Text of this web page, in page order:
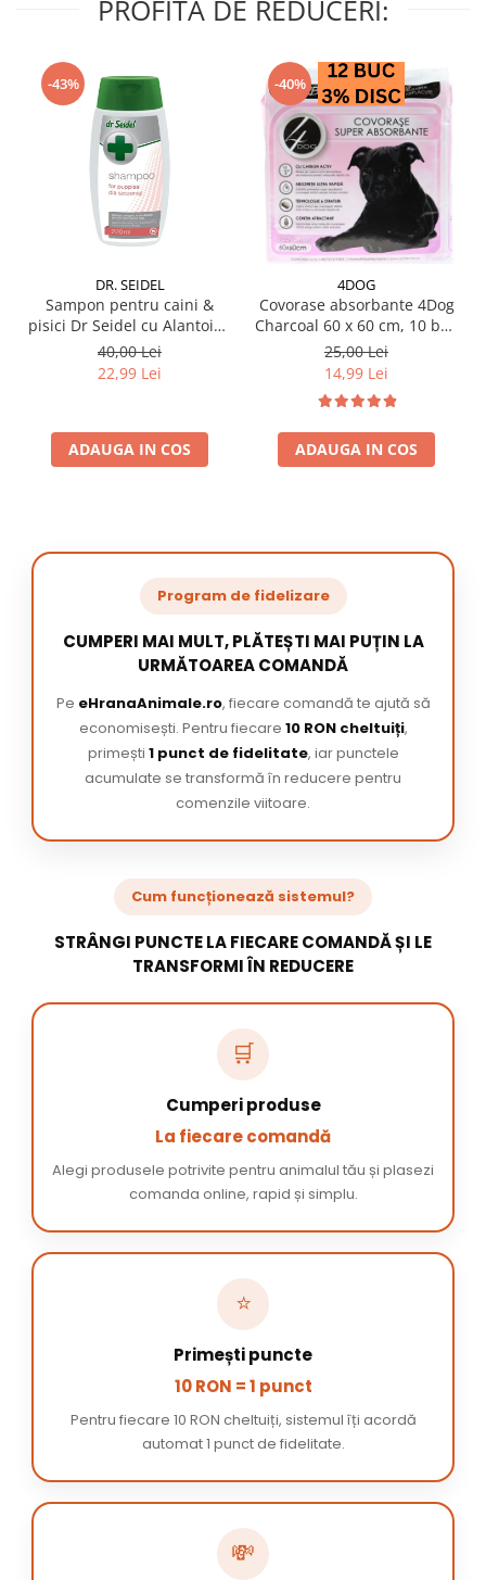
PROFITA DE REDUCERI:
-43%
DR. SEIDEL
Sampon pentru caini &
pisici Dr Seidel cu Alantoina
220 ml
40,00 Lei
22,99 Lei
ADAUGA IN COS
-40%
4DOG
Covorase absorbante 4Dog
Charcoal 60 x 60 cm, 10 buc
/ pachet
25,00 Lei
14,99 Lei
ADAUGA IN COS
Program de fidelizare
CUMPERI MAI MULT, PLĂTEȘTI MAI PUȚIN LA
URMĂTOAREA COMANDĂ
Pe eHranaAnimale.ro, fiecare comandă te ajută să
economisești. Pentru fiecare 10 RON cheltuiți,
primești 1 punct de fidelitate, iar punctele
acumulate se transformă în reducere pentru
comenzile viitoare.
Cum funcționează sistemul?
STRÂNGI PUNCTE LA FIECARE COMANDĂ ȘI LE
TRANSFORMI ÎN REDUCERE
🛒
Cumperi produse
La fiecare comandă
Alegi produsele potrivite pentru animalul tău și plasezi
comanda online, rapid și simplu.
⭐
Primești puncte
10 RON = 1 punct
Pentru fiecare 10 RON cheltuiți, sistemul îți acordă
automat 1 punct de fidelitate.
💸